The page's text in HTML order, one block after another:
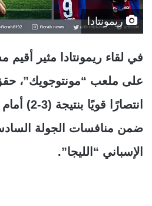
ريمونتادا
في لقاء ريمونتادا مثير أقيم
على ملعب “مونتوجويك”،
انتصارًا
ضمن منافسات الجولة
الإسباني “الليجا”.